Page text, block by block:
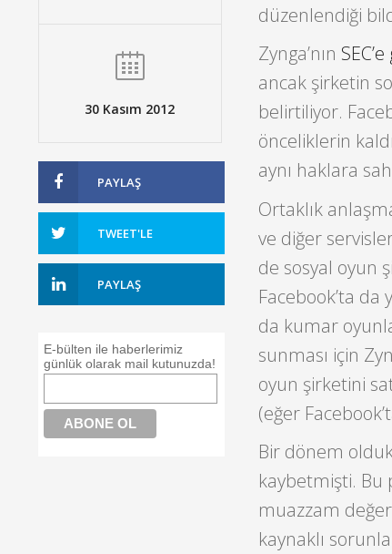
30 Kasım 2012
PAYLAŞ
TWEET'LE
PAYLAŞ
E-bülten ile haberlerimiz
günlük olarak mail kutunuzda!
düzenlendiği
Zynga’nın
ancak şirketin
belirtiliyor.
önceliklerin
aynı haklara
Ortaklık
ve diğer
de sosyal oyun
Facebook’ta da
da kumar
sunması için
oyun şirketini
(eğer
Bir dönem
kaybetmişti. Bu
muazzam
kaynaklı